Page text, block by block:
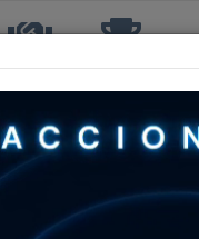
TTQ Torneos